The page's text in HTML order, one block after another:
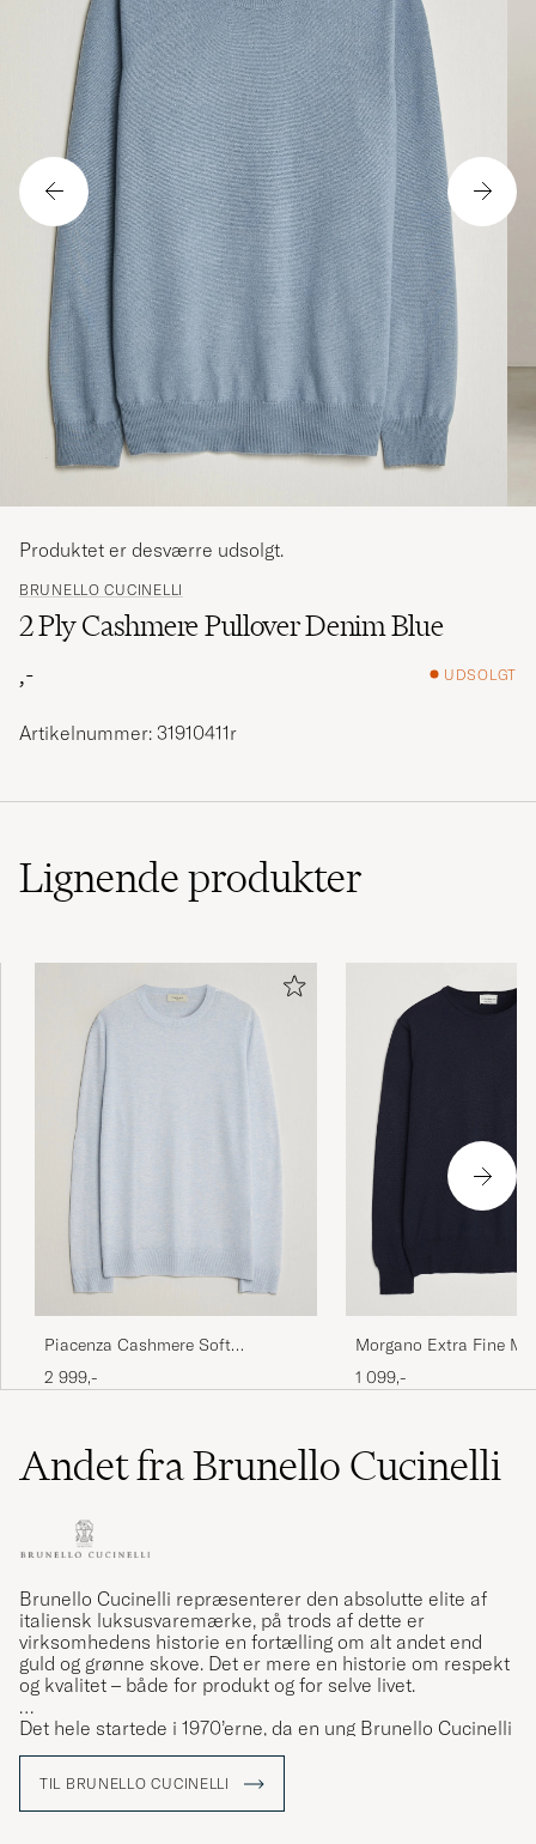
BRUNELLO CUCINELLI
2 Ply Cashmere Pullover Denim Blue
,-
UDSOLGT
Produktet er desværre udsolgt.
Artikelnummer: 31910411r
Lignendeprodukter
Piacenza Cashmere Soft
Silk/Cashmere Crew Neck Sky
Blue
2 999,-
Morgano Extra Fine
Crewneck Navy
1 099,-
Andet fra Brunello Cucinelli
Brunello Cucinelli repræsenterer den absolutte elite af
italiensk luksusvaremærke, på trods af dette er
virksomhedens historie en fortælling om alt andet end
guld og grønne skove. Det er mere en historie om respekt
og kvalitet – både for produkt og for selve livet.
Det hele startede i 1970’erne, da en ung Brunello Cucinelli
forelskede sig for anden gang i hans liv. Denne "anden"
Brunellos kæreste Federica. Her opdager han sin passion
for strikkehåndværket. I dag, lidt over et halvt århundrede
TIL BRUNELLO CUCINELLI